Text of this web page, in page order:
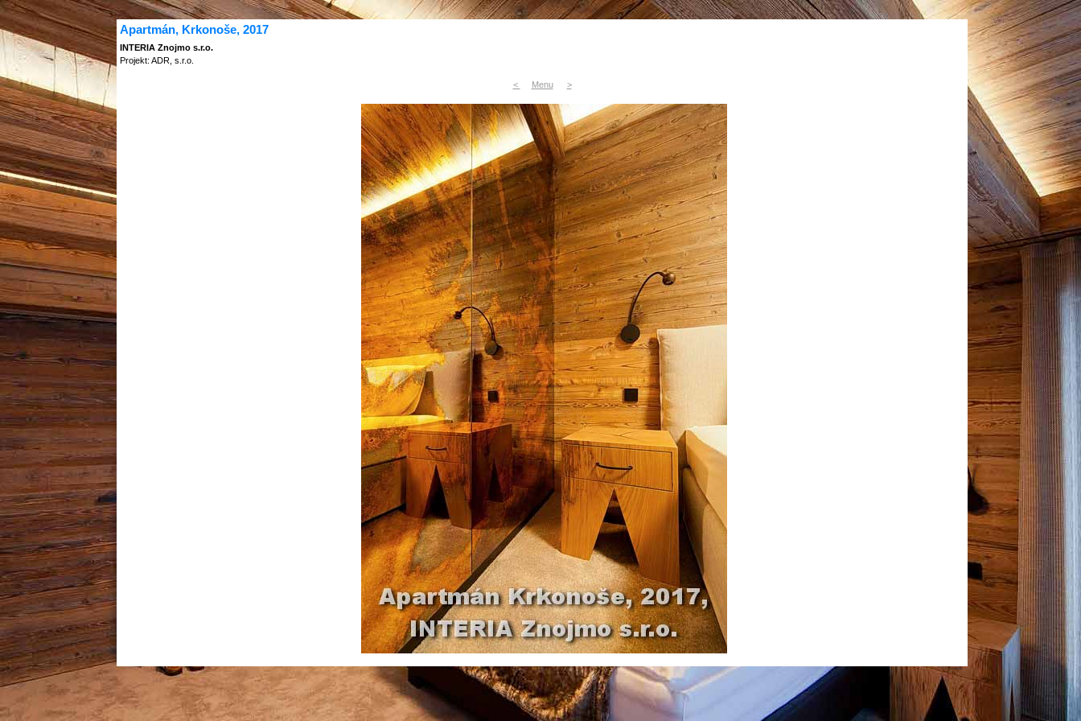
Apartmán, Krkonoše, 2017
INTERIA Znojmo s.r.o.
Projekt: ADR, s.r.o.
< Menu >